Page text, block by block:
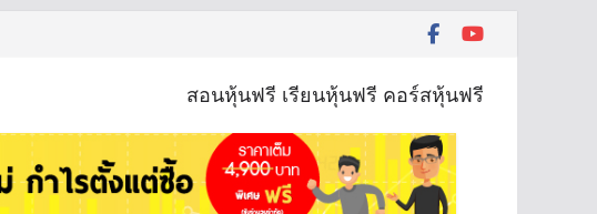
สอนหุ้นฟรี เรียนหุ้นฟรี คอร์สหุ้นฟรี